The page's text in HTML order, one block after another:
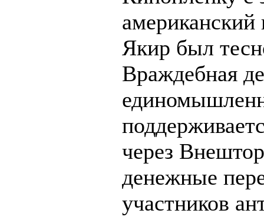
Якир был
Враждебная
через
денежные
участников